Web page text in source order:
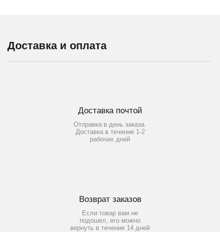
Доставка и оплата
Доставка почтой
Отправка в день заказа.
Доставка в течение 1-2
рабочих дней
Возврат заказов
Если товар вам не
подошел, его можно
вернуть в течение 14 дней